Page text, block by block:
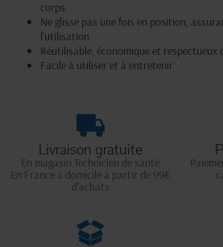
corps
Ne glisse pas une fois en position,
l'utilisation
Réutilisable, économique et respectueux
Facile à utiliser et à entretenir
Livraison gratuite
En magasin Technicien de santé
En France à domicile à partir de 99€
d'achats